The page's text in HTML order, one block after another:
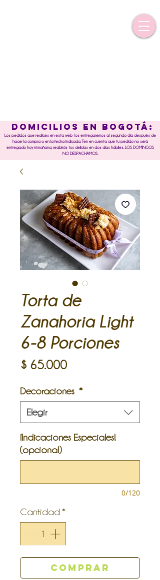
DOMICILIOS EN BOGOTÁ:
Los pedidos que realices en esta web los entregaremos al segundo día después de
hacer la compra o en la fecha indicada. Ten en cuenta que tu pedido no será
entregado hoy ni mañana, recibirás tus delicias en dos días hábiles. LOS DOMINGOS
NO DESPACHAMOS.
Torta de
Zanahoria Light
6-8 Porciones
$ 65.000Precio
Decoraciones *
Elegir
¡Indicaciones Especiales!
(opcional)
0/120
Cantidad *
Comprar